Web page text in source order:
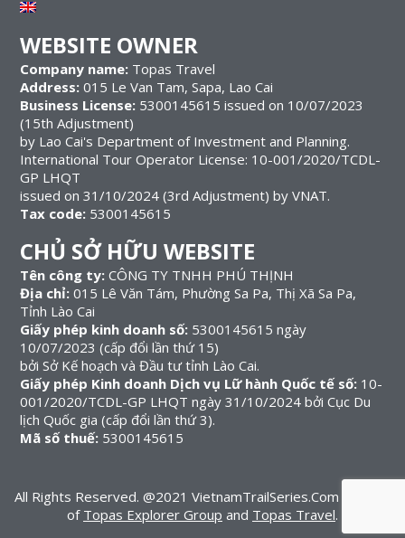
WEBSITE OWNER
Company name:Topas Travel
Address:015 Le Van Tam, Sapa, Lao Cai
Business License: 5300145615 issued on 10/07/2023
(15th Adjustment)
by Lao Cai's Department of Investment and Planning.
International Tour Operator License: 10-001/2020/TCDL-
GP LHQT
issued on 31/10/2024 (3rd Adjustment) by VNAT.
Tax code: 5300145615
CHỦ SỞ HỮU WEBSITE
Tên công ty: CÔNG TY TNHH PHÚ THỊNH
Địa chỉ: 015 Lê Văn Tám, Phường Sa Pa, Thị Xã Sa Pa,
Tỉnh Lào Cai
Giấy phép kinh doanh số: 5300145615 ngày
10/07/2023 (cấp đổi lần thứ 15)
bởi Sở Kế hoạch và Đầu tư tỉnh Lào Cai.
Giấy phép Kinh doanh Dịch vụ Lữ hành Quốc tế số: 10-
001/2020/TCDL-GP LHQT ngày 31/10/2024 bởi Cục Du
lịch Quốc gia (cấp đổi lần thứ 3).
Mã số thuế:5300145615
All Rights Reserved. @2021 VietnamTrailSeries.Com – A part
of Topas Explorer Group and Topas Travel.